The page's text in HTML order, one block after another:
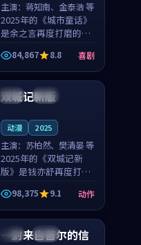
主演： 蒋知南、金泰浩 等
2025年的《城市童话》
是余之言再度打磨的喜
剧佳作。美国的取景与
历史战争的氛围相互成
就，蒋知南与金泰浩的
对手戏自然克制，让整
部影片在悬念与温度
84,867 8.8 喜剧
中国 独播
双城记新版
动漫 2025
主演： 苏柏然、樊清晏 等
2025年的《双城记新
版》是钱亦舒再度打磨
的动作佳作。中国大陆
的取景与沙漠探险的氛
围相互成就，苏柏然与
樊清晏的对手戏自然克
制，让整部影片在悬念
98,375 9.1 动作
韩国 热播
一封来自首尔的信